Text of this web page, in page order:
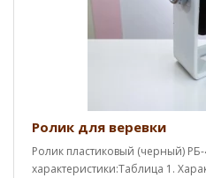
Ролик для веревки
Ролик пластиковый (черный)
характеристики:Таблица 1.